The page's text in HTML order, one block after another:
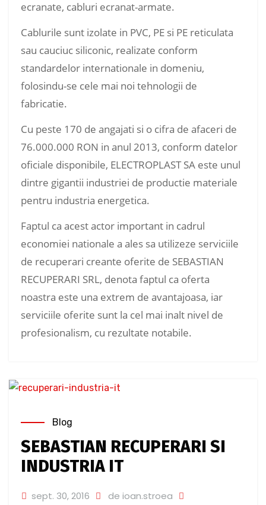
ecranate, cabluri ecranat-armate.
Cablurile sunt izolate in PVC, PE si PE reticulata
sau cauciuc siliconic, realizate conform
standardelor internationale in domeniu,
folosindu-se cele mai noi tehnologii de
fabricatie.
Cu peste 170 de angajati si o cifra de afaceri de
76.000.000 RON in anul 2013, conform datelor
oficiale disponibile, ELECTROPLAST SA este unul
dintre gigantii industriei de productie materiale
pentru industria energetica.
Faptul ca acest actor important in cadrul
economiei nationale a ales sa utilizeze serviciile
de recuperari creante oferite de SEBASTIAN
RECUPERARI SRL, denota faptul ca oferta
noastra este una extrem de avantajoasa, iar
serviciile oferite sunt la cel mai inalt nivel de
profesionalism, cu rezultate notabile.
Blog
SEBASTIAN RECUPERARI SI
INDUSTRIA IT
sept. 30, 2016
de ioan.stroea